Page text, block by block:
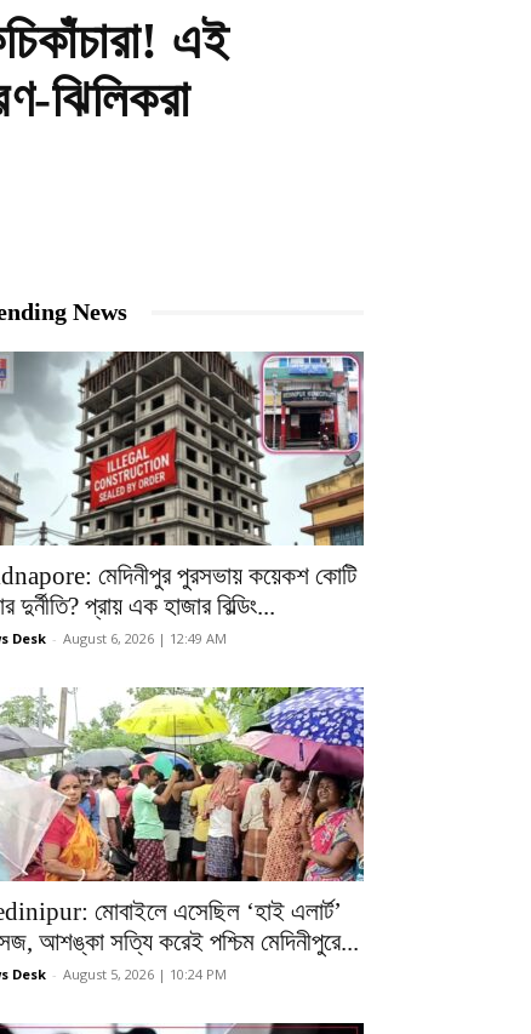
এই
ঝিলিকরা
News
মেদিনীপুর পুরসভায় কয়েকশ কোটি
দুর্নীতি? প্রায় এক হাজার বিল্ডিং...
Desk - August 6, 2026 | 12:49 AM
মোবাইলে এসেছিল ‘হাই এলার্ট’
আশঙ্কা সত্যি করেই পশ্চিম মেদিনীপুরে...
Desk - August 5, 2026 | 10:24 PM